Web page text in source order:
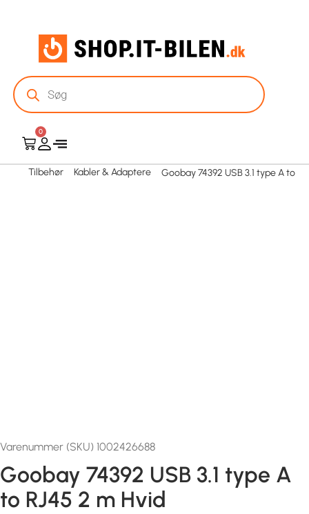
0
Tilbehør Kabler & Adaptere Goobay 74392 USB 3.1 type A to
Varenummer (SKU) 1002426688
Goobay 74392 USB 3.1 type A
to RJ45 2 m Hvid